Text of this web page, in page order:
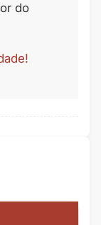
do